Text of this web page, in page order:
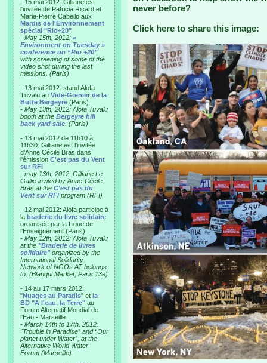
- 15 mai 2012: Gilliane est
l'invitée de Patricia Ricard et
Marie-Pierre Cabello aux
Mardis de l'Environnement
spécial "Rio+20"
- May 15th, 2012: «
Environment on Tuesday »
conference on “Rio +20”
with screening of some of the
video shot during the last
missions. (Paris)
- 13 mai 2012: stand Alofa
Tuvalu au Vide-Grenier de la
Butte Bergeyre (Paris)
- May 13th, 2012: Alofa Tuvalu
booth at the Bergeyre hill
back yard sale . (Paris)
- 13 mai 2012 de 11h10 à
11h30: Gilliane est l'invitée
d'Anne Cécile Bras dans
l'émission C'est pas du Vent
sur RFI
- may 13th, 2012: Gilliane Le
Gallic invited by Anne-Cécile
Bras at the C'est pas du
Vent sur RFI program (RFI)
- 12 mai 2012: Alofa participe à
la braderie du livre solidaire
organisée par la Ligue de
l'Enseignement (Paris)
- May 12th, 2012: Alofa Tuvalu
at the "Braderie de livres
solidaire"organized by the
International Solidarity
Network of NGOs AT belongs
to. (Blanqui Market, Paris 13e)
- 14 au 17 mars 2012:
"Nuages au Paradis" et la
BD "A l'eau, la Terre" au
Forum Alternatif Mondial de
l'Eau - Marseille.
- March 14th to 17th, 2012:
"Trouble in Paradise” and “Our
planet under Water”, at the
Alternative World Water
Forum (Marseille).
never before?
Click here to share this image: